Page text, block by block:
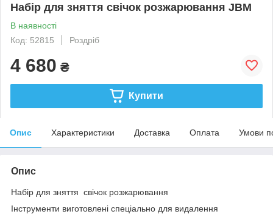
Набір для зняття свічок розжарювання JBM
В наявності
Код: 52815
Роздріб
4 680 ₴
Купити
Опис Характеристики Доставка Оплата Умови
Опис
Набір для зняття свічок розжарювання
Інструменти виготовлені спеціально для видалення